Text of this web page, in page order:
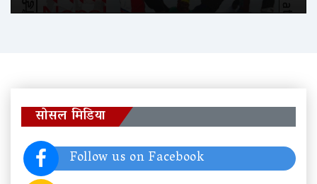
सोसल मिडिया
Follow us on Facebook